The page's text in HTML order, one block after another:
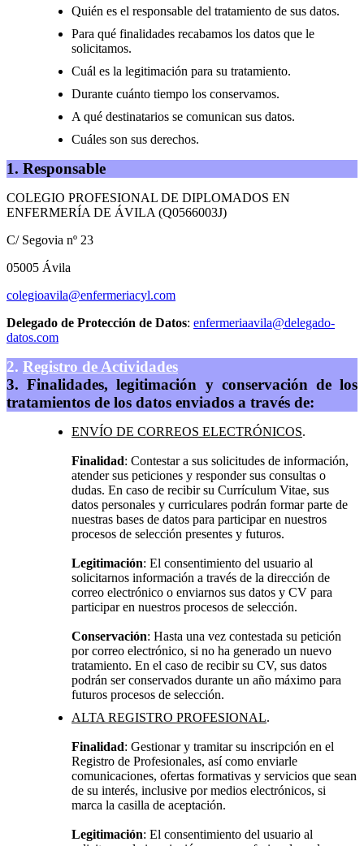
Quién es el responsable del tratamiento de sus datos.
Para qué finalidades recabamos los datos que le
solicitamos.
Cuál es la legitimación para su tratamiento.
Durante cuánto tiempo los conservamos.
A qué destinatarios se comunican sus datos.
Cuáles son sus derechos.
1. Responsable
COLEGIO PROFESIONAL DE DIPLOMADOS EN
ENFERMERÍA DE ÁVILA (Q0566003J)
C/ Segovia nº 23
05005 Ávila
colegioavila@enfermeriacyl.com
Delegado de Protección de Datos: enfermeriaavila@delegado-
datos.com
2. Registro de Actividades
3. Finalidades, legitimación y conservación de los
tratamientos de los datos enviados a través de:
ENVÍO DE CORREOS ELECTRÓNICOS.
Finalidad: Contestar a sus solicitudes de información,
atender sus peticiones y responder sus consultas o
dudas. En caso de recibir su Currículum Vitae, sus
datos personales y curriculares podrán formar parte de
nuestras bases de datos para participar en nuestros
procesos de selección presentes y futuros.
Legitimación: El consentimiento del usuario al
solicitarnos información a través de la dirección de
correo electrónico o enviarnos sus datos y CV para
participar en nuestros procesos de selección.
Conservación: Hasta una vez contestada su petición
por correo electrónico, si no ha generado un nuevo
tratamiento. En el caso de recibir su CV, sus datos
podrán ser conservados durante un año máximo para
futuros procesos de selección.
ALTA REGISTRO PROFESIONAL.
Finalidad: Gestionar y tramitar su inscripción en el
Registro de Profesionales, así como enviarle
comunicaciones, ofertas formativas y servicios que sean
de su interés, inclusive por medios electrónicos, si
marca la casilla de aceptación.
Legitimación: El consentimiento del usuario al